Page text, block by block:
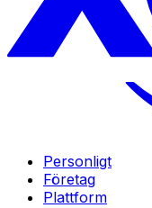
Personligt
Företag
Plattform